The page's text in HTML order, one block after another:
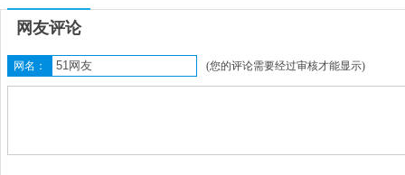
网友评论
网名： (您的评论需要经过审核才能显示)